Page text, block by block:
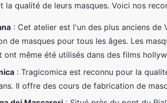
la qualité de leurs masques. Voici nos
: Cet atelier est l'un des plus anciens de
de masques pour tous les âges. Les
ont même été utilisés dans des films
: Tragicomica est reconnu pour la
Il offre des cours de fabrication de